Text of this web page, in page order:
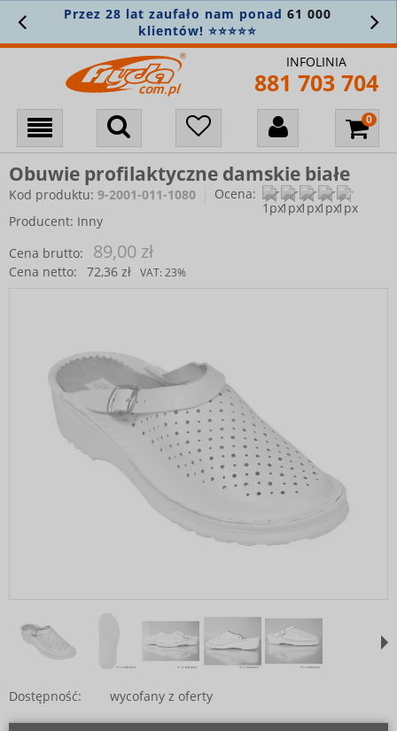
Przez 28 lat zaufało nam ponad61 000
klientów! ⭐⭐⭐⭐⭐
INFOLINIA
881 703 704
Obuwie profilaktyczne damskie białe
Kod produktu: 9-2001-011-1080
Ocena:
Producent: Inny
Cena brutto:
89,00 zł
Cena netto: 72,36 zł VAT: 23%
Dostępność: wycofany z oferty